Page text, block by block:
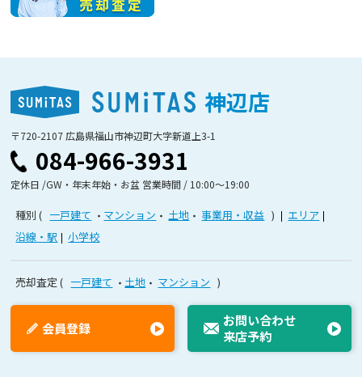
神辺店
〒720-2107 広島県福山市神辺町大字新道上3-1
084-966-3931
定休日 /GW・年末年始・お盆 営業時間 / 10:00〜19:00
種別 一戸建て マンション 土地 事業用・収益
エリア
沿線・駅
小学校
売却査定 一戸建て 土地 マンション
お問い合わせ
来店予約
会員登録